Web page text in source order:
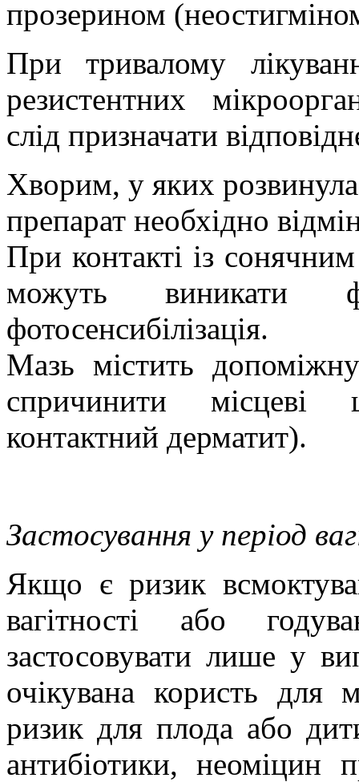
прозерином (
При тривалому
резистентних
слід призначати
Хворим, у яких
препарат необхідно
При контакті із
можуть виникати
фотосенсибілізація.
Мазь містить
спричинити місцеві
контактний дерматит).
Застосування у період
Якщо є ризик
вагітності або
застосовувати лише у
очікувана користь для
ризик для плода або
антибіотики,неоміцин